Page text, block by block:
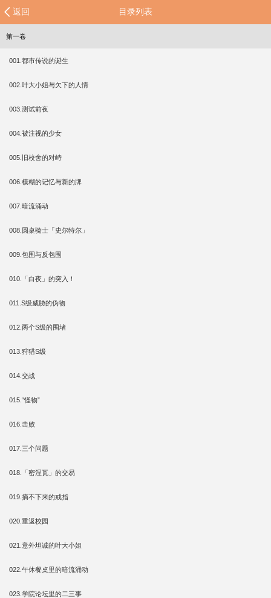
返回 目录列表
第一卷
001.都市传说的诞生
002.叶大小姐与欠下的人情
003.测试前夜
004.被注视的少女
005.旧校舍的对峙
006.模糊的记忆与新的牌
007.暗流涌动
008.圆桌骑士「史尔特尔」
009.包围与反包围
010.「白夜」的突入！
011.S级威胁的伪物
012.两个S级的围堵
013.狩猎S级
014.交战
015.“怪物”
016.击败
017.三个问题
018.「密涅瓦」的交易
019.摘不下来的戒指
020.重返校园
021.意外坦诚的叶大小姐
022.午休餐桌里的暗流涌动
023.学院论坛里的二三事